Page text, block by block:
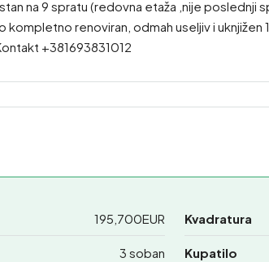
na 9 spratu (redovna etaža ,nije poslednji
renoviran, odmah useljiv i uknjižen
+381693831012
195,700EUR Kvadratura
3 soban Kupatilo